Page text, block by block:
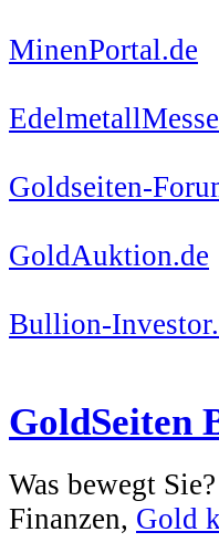
MinenPortal.de
Goldseiten-
GoldAuktion.de
Bullion-
GoldSeiten
Was bewegt
Finanzen, Gold